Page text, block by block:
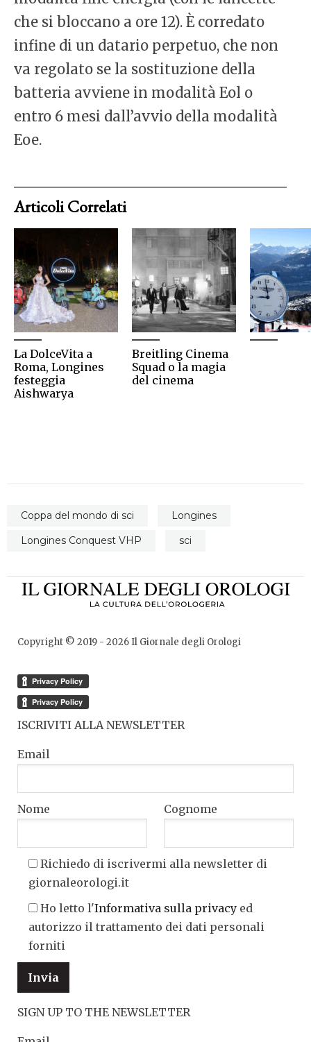
che si bloccano a ore 12). È corredato
infine di un datario perpetuo, che non
va regolato se la sostituzione della
batteria avviene in modalità Eol o
entro 6 mesi dall’avvio della modalità
Eoe.
Articoli Correlati
La DolceVita a
Roma, Longines
festeggia
Aishwarya
Breitling Cinema
Squad o la magia
del cinema
Coppa del mondo di sci
Longines
Longines Conquest VHP
sci
Copyright © 2019 - 2026Il Giornale degli Orologi
ISCRIVITI ALLA NEWSLETTER
Email
Nome Cognome
Richiedo di iscrivermi alla newsletter di
giornaleorologi.it
Ho letto l'Informativa sulla privacy ed
autorizzo il trattamento dei dati personali
forniti
SIGN UP TO THE NEWSLETTER